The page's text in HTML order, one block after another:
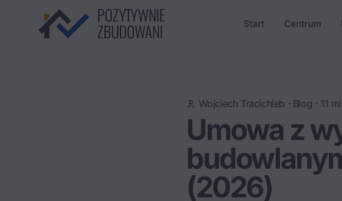
Start Centrum
Wojciech Tracichleb · Blog · 11
Umowa z
(2026)